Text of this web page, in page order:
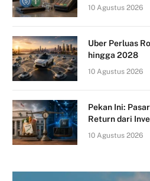
10 Agustus 2026
Uber Perluas
hingga 2028
10 Agustus 2026
Pekan Ini:
Return dari
10 Agustus 2026